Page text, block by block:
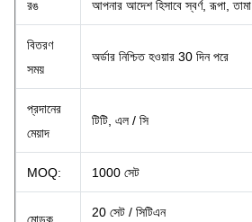
রঙ আপনার আদেশ হিসাবে স্বর্ণ, রূপা, তামা
বিতরণ
সময়
অর্ডার নিশ্চিত হওয়ার 30 দিন পরে
প্রদানের
মেয়াদ
টিটি, এল / সি
MOQ: 1000 সেট
20 সেট / সিটিএন